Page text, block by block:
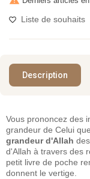
Liste de souhaits
Description
Vous prononcez des
grandeur de Celui
grandeur d'Allah des
d'Allah à travers des
petit livre de poche
donnent le vertige.